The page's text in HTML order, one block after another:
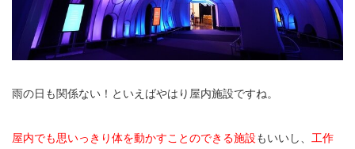
雨の日も関係ない！といえばやはり屋内施設ですね。
屋内でも思いっきり体を動かすことのできる施設もいいし、 工作